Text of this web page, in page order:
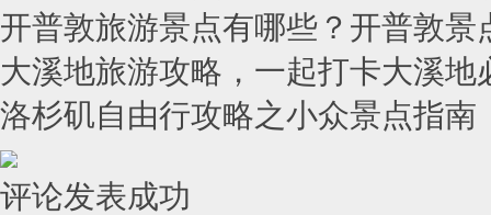
开普敦旅游景点有哪些？开普敦景
大溪地旅游攻略，一起打卡大溪地
洛杉矶自由行攻略之小众景点指南
评论发表成功